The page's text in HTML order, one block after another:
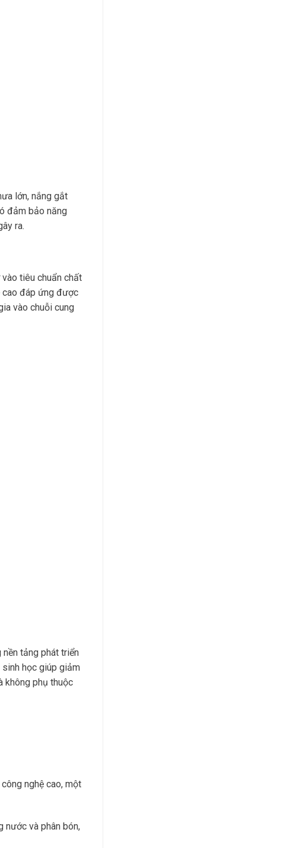
lớn, nắng gắt
đảm bảo năng
ra.
tiêu chuẩn chất
cao đáp ứng được
vào chuỗi cung
tảng phát triển
sinh học giúp giảm
không phụ thuộc
nghệ cao, một
nước và phân bón,